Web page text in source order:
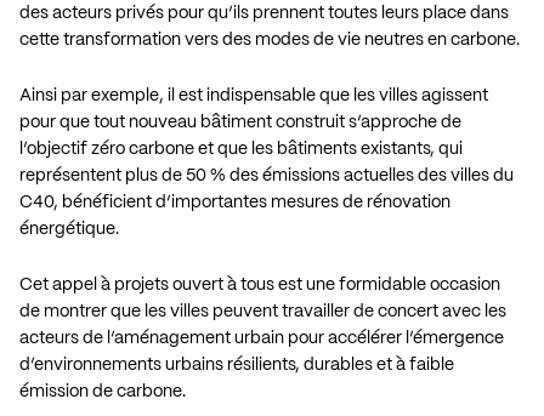
des acteurs privés pour qu’ils prennent toutes leurs place dans
cette transformation vers des modes de vie neutres en carbone.
Ainsi par exemple, il est indispensable que les villes agissent
pour que tout nouveau bâtiment construit s’approche de
l’objectif zéro carbone et que les bâtiments existants, qui
représentent plus de 50 % des émissions actuelles des villes du
C40, bénéficient d’importantes mesures de rénovation
énergétique.
Cet appel à projets ouvert à tous est une formidable occasion
de montrer que les villes peuvent travailler de concert avec les
acteurs de l’aménagement urbain pour accélérer l’émergence
d’environnements urbains résilients, durables et à faible
émission de carbone.